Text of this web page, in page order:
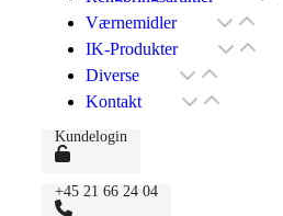
Værnemidler
IK-Produkter
Diverse
Kontakt
Kundelogin
+45 21 66 24 04